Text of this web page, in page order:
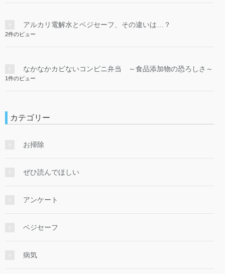
アルカリ電解水とベジセーフ、その違いは…？
2件のビュー
なかなかカビないコンビニ弁当 ～食品添加物の恐ろしさ～
1件のビュー
カテゴリー
お掃除
ぜひ読んでほしい
アンケート
ベジセーフ
病気